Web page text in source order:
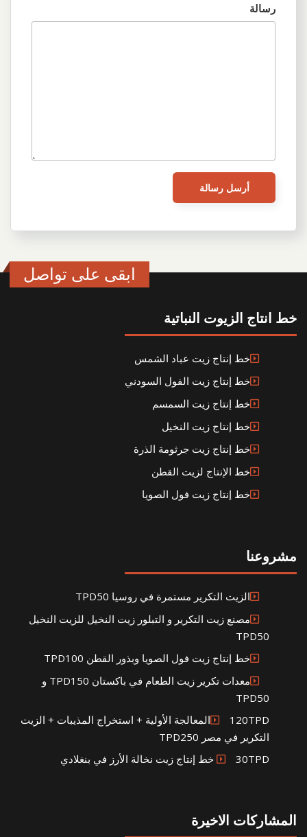
رسالة
ابقى على تواصل
خط انتاج الزيوت النباتية
خط إنتاج زيت عباد الشمس
خط إنتاج زيت الفول السودني
خط إنتاج زيت السمسم
خط إنتاج زيت النخيل
خط إنتاج زيت جرثومة الذرة
خط الإنتاج لزيت القطن
خط إنتاج زيت فول الصويا
مشروعنا
الزيت التكرير مستمرة في روسيا TPD50
مصنع زيت التكرير و التبلور زيت النخيل للزيت النخيل
TPD50
خط إنتاج زيت فول الصويا وبذور القطن TPD100
معدات تكرير زيت الطعام في باكستان TPD150 و
TPD50
120TPDالمعالجة الأولية + استخراج المذيبات + الزيت
التكرير في مصر TPD250
30TPD خط إنتاج زيت نخالة الأرز في بنغلادي
المشاركات الاخيرة